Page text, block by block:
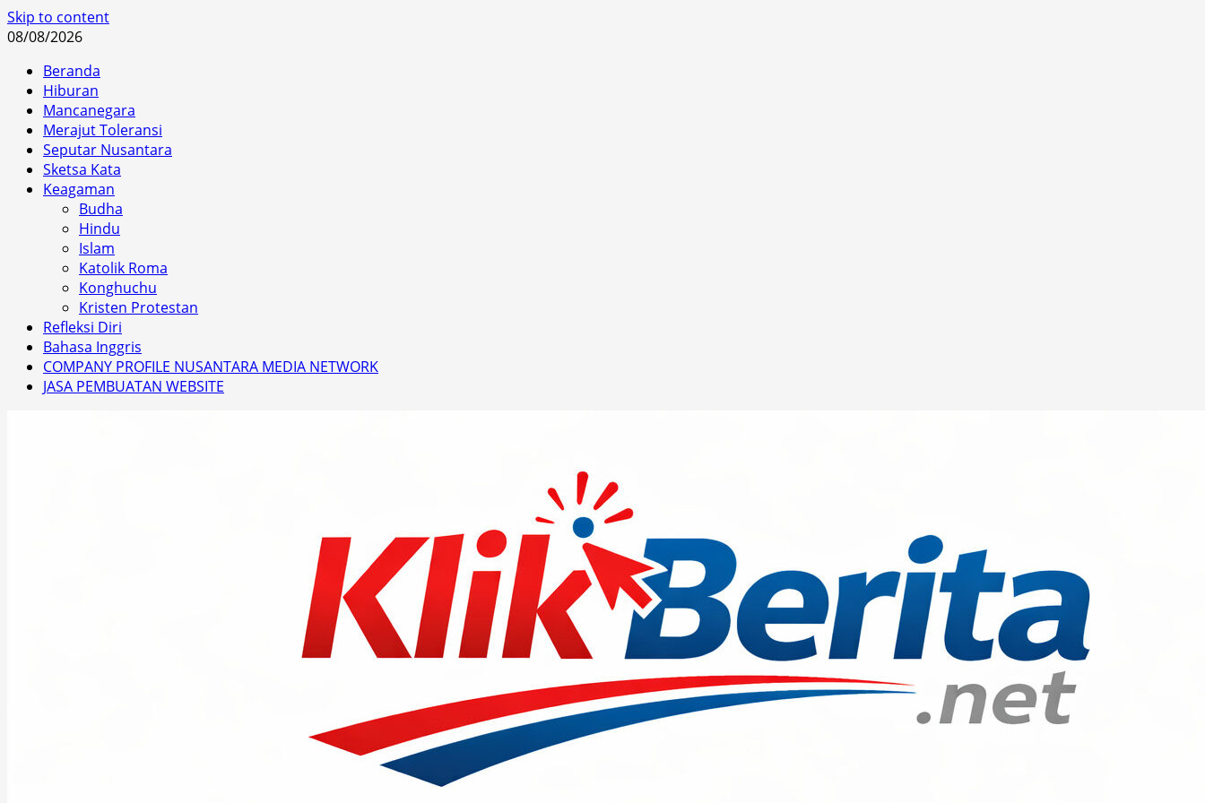
Skip to content
08/08/2026
Beranda
Hiburan
Mancanegara
Merajut Toleransi
Seputar Nusantara
Sketsa Kata
Keagaman
Budha
Hindu
Islam
Katolik Roma
Konghuchu
Kristen Protestan
Refleksi Diri
Bahasa Inggris
COMPANY PROFILE NUSANTARA MEDIA NETWORK
JASA PEMBUATAN WEBSITE